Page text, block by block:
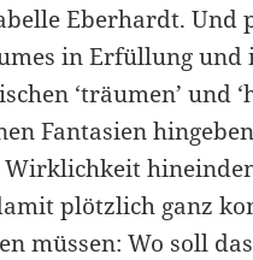
Eberhardt. Und
in Erfüllung und
‘träumen’ und
Fantasien
Wirklichkeit
plötzlich ganz
müssen: Wo soll